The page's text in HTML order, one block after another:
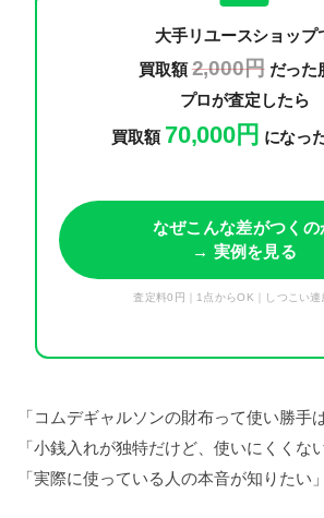
大手リユースショップ
買取額2,000円だった
プロが査定したら
買取額 70,000円 になっ
なぜこんな差がつくの
→ 実例を見る
査定料0円｜1点からOK｜しつこい連
「コムデギャルソンの財布って使い勝手
「小銭入れが独特だけど、使いにくくな
「実際に使っている人の本音が知りたい」